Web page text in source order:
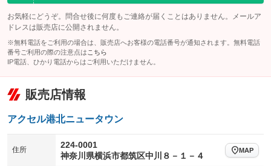
お気軽にどうぞ。問合せ後に何度もご連絡が届くことはありません。メールア
ドレスは販売店に公開されません。
※無料電話をご利用の場合は、販売店へお客様の電話番号が通知されます。無料電話
番号ご利用の際の注意点は こちら
IP電話、ひかり電話からはご利用いただけません。
販売店情報
アクセル港北ニュータウン
住所
224-0001
神奈川県横浜市都筑区中川８－１－４
MAP